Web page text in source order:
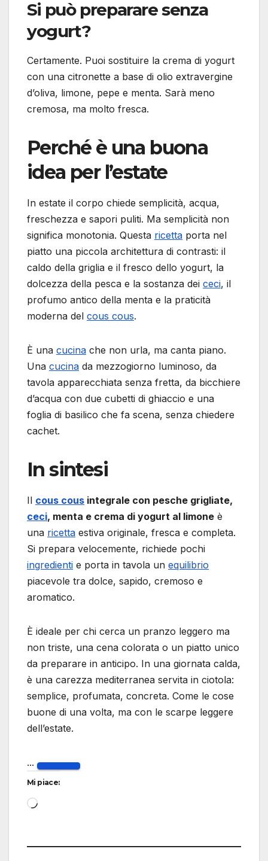
Si può preparare senza
yogurt?
Certamente. Puoi sostituire la crema di yogurt
con una citronette a base di olio extravergine
d’oliva, limone, pepe e menta. Sarà meno
cremosa, ma molto fresca.
Perché è una buona
idea per l’estate
In estate il corpo chiede semplicità, acqua,
freschezza e sapori puliti. Ma semplicità non
significa monotonia. Questa ricetta porta nel
piatto una piccola architettura di contrasti: il
caldo della griglia e il fresco dello yogurt, la
dolcezza della pesca e la sostanza dei ceci, il
profumo antico della menta e la praticità
moderna del cous cous.
È una cucina che non urla, ma canta piano.
Una cucina da mezzogiorno luminoso, da
tavola apparecchiata senza fretta, da bicchiere
d’acqua con due cubetti di ghiaccio e una
foglia di basilico che fa scena, senza chiedere
cachet.
In sintesi
Il cous cous integrale con pesche grigliate,
ceci, menta e crema di yogurt al limone è
una ricetta estiva originale, fresca e completa.
Si prepara velocemente, richiede pochi
ingredienti e porta in tavola un equilibrio
piacevole tra dolce, sapido, cremoso e
aromatico.
È ideale per chi cerca un pranzo leggero ma
non triste, una cena colorata o un piatto unico
da preparare in anticipo. In una giornata calda,
è una carezza mediterranea servita in ciotola:
semplice, profumata, concreta. Come le cose
buone di una volta, ma con le scarpe leggere
dell’estate.
...
Mi piace:
Caricamento